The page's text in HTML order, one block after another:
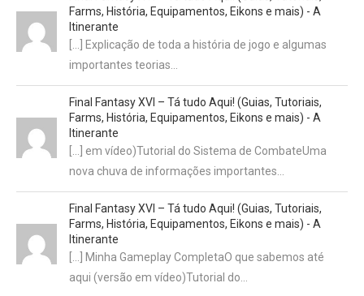
Farms, História, Equipamentos, Eikons e mais) - A
Itinerante
[…] Explicação de toda a história de jogo e algumas
importantes teorias…
Final Fantasy XVI – Tá tudo Aqui! (Guias, Tutoriais,
Farms, História, Equipamentos, Eikons e mais) - A
Itinerante
[…] em vídeo)Tutorial do Sistema de CombateUma
nova chuva de informações importantes…
Final Fantasy XVI – Tá tudo Aqui! (Guias, Tutoriais,
Farms, História, Equipamentos, Eikons e mais) - A
Itinerante
[…] Minha Gameplay CompletaO que sabemos até
aqui (versão em vídeo)Tutorial do…